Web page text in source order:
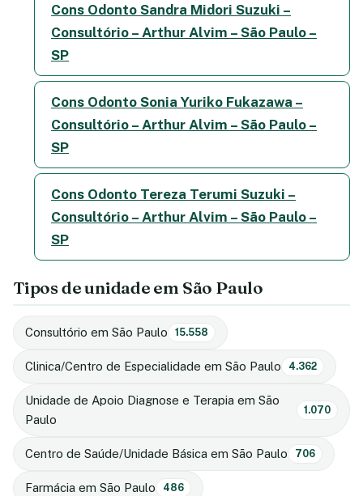
Cons Odonto Sandra Midori Suzuki –
Consultório – Arthur Alvim – São Paulo –
SP
Cons Odonto Sonia Yuriko Fukazawa –
Consultório – Arthur Alvim – São Paulo –
SP
Cons Odonto Tereza Terumi Suzuki –
Consultório – Arthur Alvim – São Paulo –
SP
Tipos de unidade em São Paulo
Consultório em São Paulo 15.558
Clinica/Centro de Especialidade em São Paulo 4.362
Unidade de Apoio Diagnose e Terapia em São
Paulo
1.070
Centro de Saúde/Unidade Básica em São Paulo 706
Farmácia em São Paulo 486